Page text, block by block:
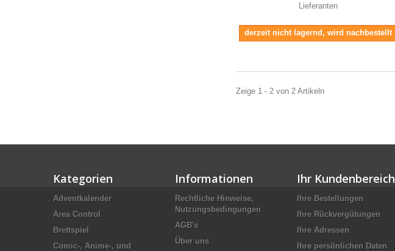
Lieferanten
derzeit nicht lagernd, wird nachbestellt
Zeige 1 - 2 von 2 Artikeln
Kategorien
Adventkalender
Area Control
Brettspiel
Comic-, Anime-, und
Informationen
Rechtliche Hinweise,
Nutzungsbedingungen
AGB's
Über uns
Ihr Kundenbereich
Ihre Bestellungen
Ihre Rückvergütungen
Ihre Adressen
Ihre persönlichen Daten